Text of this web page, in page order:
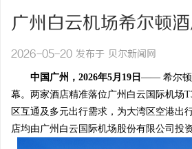
广州白云机场希尔顿
2026-05-20 发布于 贝尔新闻网
中国广州， 2026年5月 19 日 —— 希尔顿
幕。两家酒店精准落位广州白云国际机场
区互通及多元出行需求，为大湾区空港出
店均由广州白云国际机场股份有限公司投